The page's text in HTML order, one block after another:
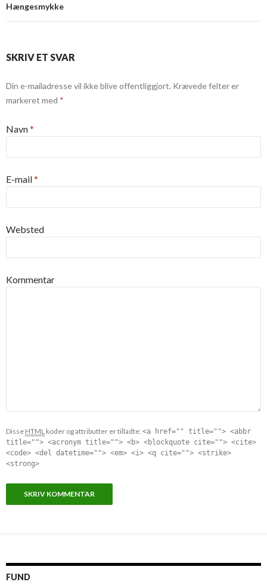
Hængesmykke
SKRIV ET SVAR
Din e-mailadresse vil ikke blive offentliggjort. Krævede felter er
markeret med *
Navn*
E-mail*
Websted
Kommentar
Disse HTML koder og attributter er tilladte: <a href="" title=""> <abbr
title=""> <acronym title=""> <b> <blockquote cite=""> <cite>
<code> <del datetime=""> <em> <i> <q cite=""> <strike>
<strong>
FUND